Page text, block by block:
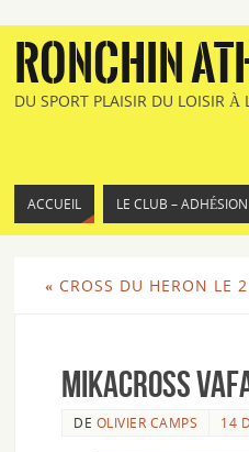
RONCHIN
DU SPORT PLAISIR DU LOISIR
ACCUEIL LE CLUB – ADHÉSION
« CROSS DU HERON LE
MIKACross
DE OLIVIER CAMPS 14